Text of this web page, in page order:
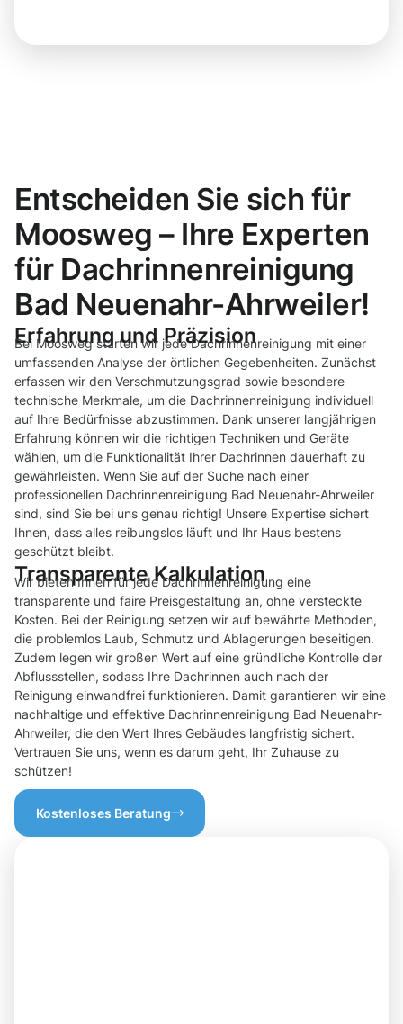
Entscheiden Sie sich für
Moosweg – Ihre Experten
für Dachrinnenreinigung
Bad Neuenahr-Ahrweiler!
Erfahrung und Präzision
Bei Moosweg starten wir jede Dachrinnenreinigung mit einer
umfassenden Analyse der örtlichen Gegebenheiten. Zunächst
erfassen wir den Verschmutzungsgrad sowie besondere
technische Merkmale, um die Dachrinnenreinigung individuell
auf Ihre Bedürfnisse abzustimmen. Dank unserer langjährigen
Erfahrung können wir die richtigen Techniken und Geräte
wählen, um die Funktionalität Ihrer Dachrinnen dauerhaft zu
gewährleisten. Wenn Sie auf der Suche nach einer
professionellen Dachrinnenreinigung Bad Neuenahr-Ahrweiler
sind, sind Sie bei uns genau richtig! Unsere Expertise sichert
Ihnen, dass alles reibungslos läuft und Ihr Haus bestens
geschützt bleibt.
Transparente Kalkulation
Wir bieten Ihnen für jede Dachrinnenreinigung eine
transparente und faire Preisgestaltung an, ohne versteckte
Kosten. Bei der Reinigung setzen wir auf bewährte Methoden,
die problemlos Laub, Schmutz und Ablagerungen beseitigen.
Zudem legen wir großen Wert auf eine gründliche Kontrolle der
Abflussstellen, sodass Ihre Dachrinnen auch nach der
Reinigung einwandfrei funktionieren. Damit garantieren wir eine
nachhaltige und effektive Dachrinnenreinigung Bad Neuenahr-
Ahrweiler, die den Wert Ihres Gebäudes langfristig sichert.
Vertrauen Sie uns, wenn es darum geht, Ihr Zuhause zu
schützen!
Kostenloses Beratung